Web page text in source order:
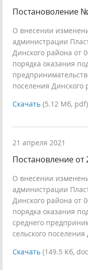
Постановоление №
О внесении
администрации
Динского района от
порядка оказания
поселения Динского
Скачать (5.12 Мб,
21 апреля 2021
Постановление от
О внесении
администрации
Динского района от
порядка оказания
среднего
сельского
Скачать (149.5 Кб,